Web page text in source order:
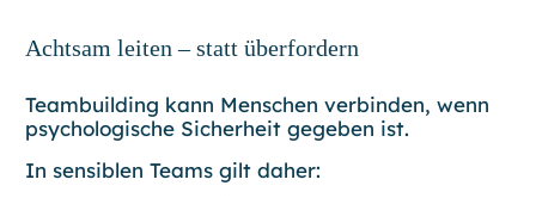
Achtsam leiten – statt überfordern
Teambuilding kann Menschen verbinden, wenn
psychologische Sicherheit gegeben ist.
In sensiblen Teams gilt daher: